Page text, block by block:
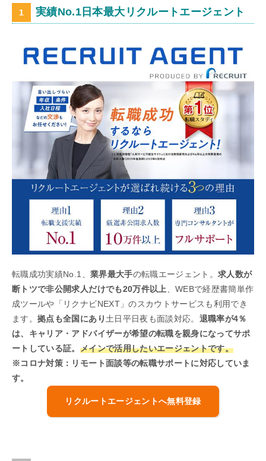
実績No.1日本最大リクルートエージェント
転職成功実績No.1、 業界最大手の転職エージェント。求人数が
断トツで非公開求人だけでも20万件以上、WEBで経歴書簡単作
成ツールや「リクナビNEXT」のスカウトサービスも利用でき
ます。拠点も全国にあり土日平日夜も面談対応。 退職率が4％
は、キャリア・アドバイザーが希望の転職を親身になってサポ
ートしている証。 メインで活用したいエージェントです。
※コロナ対策：リモート面談等の転職サポートに対応していま
す。
リクルートエージェントへ無料登録